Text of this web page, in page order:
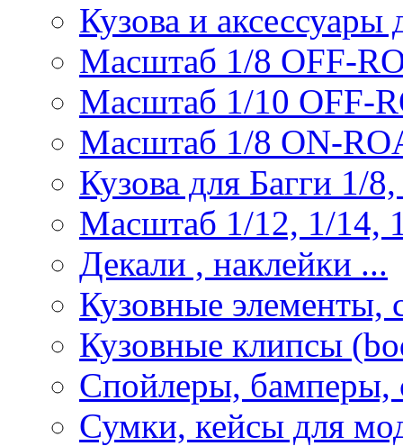
Кузова и
Масштаб 1/8 OFF-
Масштаб 1/10 OFF-
Масштаб 1/8 ON-
Кузова для Багги 1/
Масштаб 1/12, 1/14,
Декали , наклейки ...
Кузовные элементы,
Кузовные клипсы
Спойлеры, бамперы,
Сумки, кейсы для